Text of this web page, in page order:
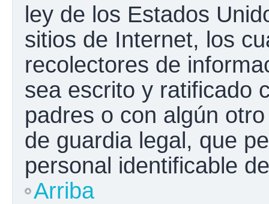
ley de los Estados
sitios de Internet, los
recolectores de
sea escrito y ratificado
padres o con algún
de guardia legal, que
personal identificable
Arriba